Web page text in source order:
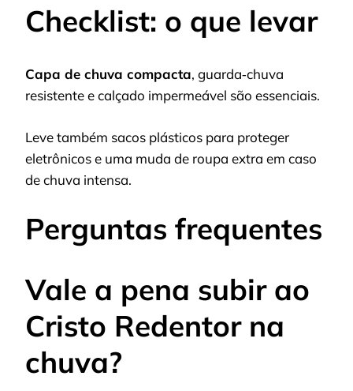
Checklist: o que levar
Capa de chuva compacta, guarda‑chuva
resistente e calçado impermeável são essenciais.
Leve também sacos plásticos para proteger
eletrônicos e uma muda de roupa extra em caso
de chuva intensa.
Perguntas frequentes
Vale a pena subir ao
Cristo Redentor na
chuva?